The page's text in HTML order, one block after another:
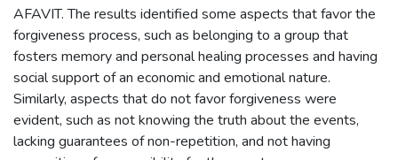
AFAVIT. The results identified some aspects that favor the
forgiveness process, such as belonging to a group that
fosters memory and personal healing processes and having
social support of an economic and emotional nature.
Similarly, aspects that do not favor forgiveness were
evident, such as not knowing the truth about the events,
lacking guarantees of non-repetition, and not having